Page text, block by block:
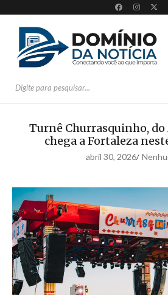
Turnê Churrasquinho, do
chega a Fortaleza
abril 30, 2026/